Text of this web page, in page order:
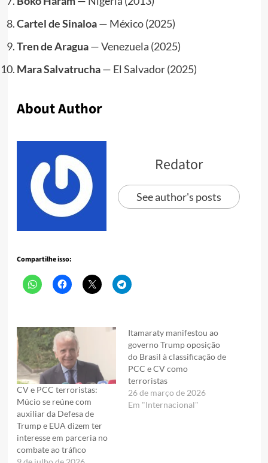
Cartel de Sinaloa— México (2025)
Tren de Aragua— Venezuela (2025)
Mara Salvatrucha— El Salvador (2025)
About Author
Redator
See author's posts
Compartilhe isso:
CV e PCC terroristas:
Múcio se reúne com
auxiliar da Defesa de
Trump e EUA dizem ter
interesse em parceria no
combate ao tráfico
Itamaraty manifestou ao
governo Trump oposição
do Brasil à classificação de
PCC e CV como
terroristas
26 de março de 2026
Em "Internacional"